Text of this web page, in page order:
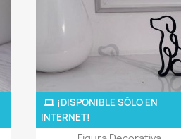
Vista rápida
¡DISPONIBLE SÓLO EN
INTERNET!